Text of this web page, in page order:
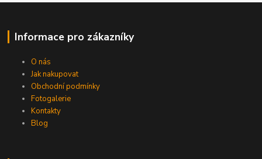
Informace pro zákazníky
O nás
Jak nakupovat
Obchodní podmínky
Fotogalerie
Kontakty
Blog